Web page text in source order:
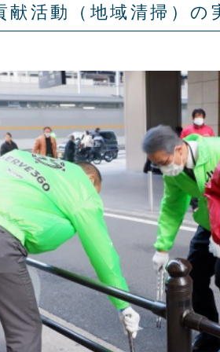
献活動（地域清掃）の